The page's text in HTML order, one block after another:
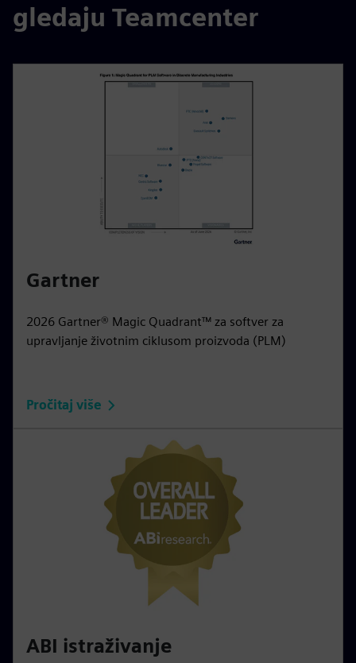
gledaju Teamcenter
Gartner
2026 Gartner® Magic Quadrant™ za softver za
upravljanje životnim ciklusom proizvoda (PLM)
Pročitaj više
ABI istraživanje